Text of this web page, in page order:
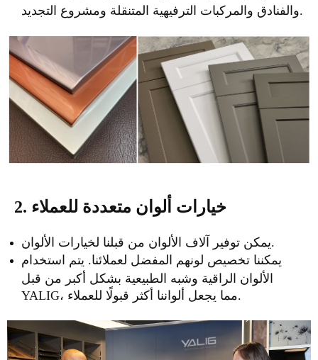
2. خيارات ألوان متعددة للعملاء
يمكن توفير آلاف الألوان من قبلنا لخيارات الألوان.
يمكننا تخصيص لونهم المفضل لعملائنا. يتم استخدام
الألوان الراقية وشبه الطبيعية بشكل أكبر من قبل